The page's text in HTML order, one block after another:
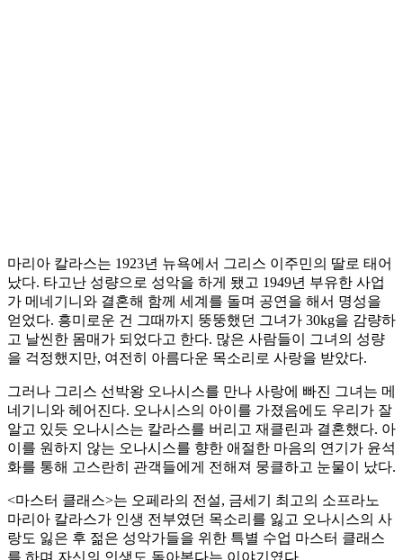
마리아 칼라스는 1923년 뉴욕에서 그리스 이주민의 딸로 태어
났다. 타고난 성량으로 성악을 하게 됐고 1949년 부유한 사업
가 메네기니와 결혼해 함께 세계를 돌며 공연을 해서 명성을
얻었다. 흥미로운 건 그때까지 뚱뚱했던 그녀가 30kg을 감량하
고 날씬한 몸매가 되었다고 한다. 많은 사람들이 그녀의 성량
을 걱정했지만, 여전히 아름다운 목소리로 사랑을 받았다.
그러나 그리스 선박왕 오나시스를 만나 사랑에 빠진 그녀는 메
네기니와 헤어진다. 오나시스의 아이를 가졌음에도 우리가 잘
알고 있듯 오나시스는 칼라스를 버리고 재클린과 결혼했다. 아
이를 원하지 않는 오나시스를 향한 애절한 마음의 연기가 윤석
화를 통해 고스란히 관객들에게 전해져 뭉클하고 눈물이 났다.
<마스터 클래스>는 오페라의 전설, 금세기 최고의 소프라노
마리아 칼라스가 인생 전부였던 목소리를 잃고 오나시스의 사
랑도 잃은 후 젊은 성악가들을 위한 특별 수업 마스터 클래스